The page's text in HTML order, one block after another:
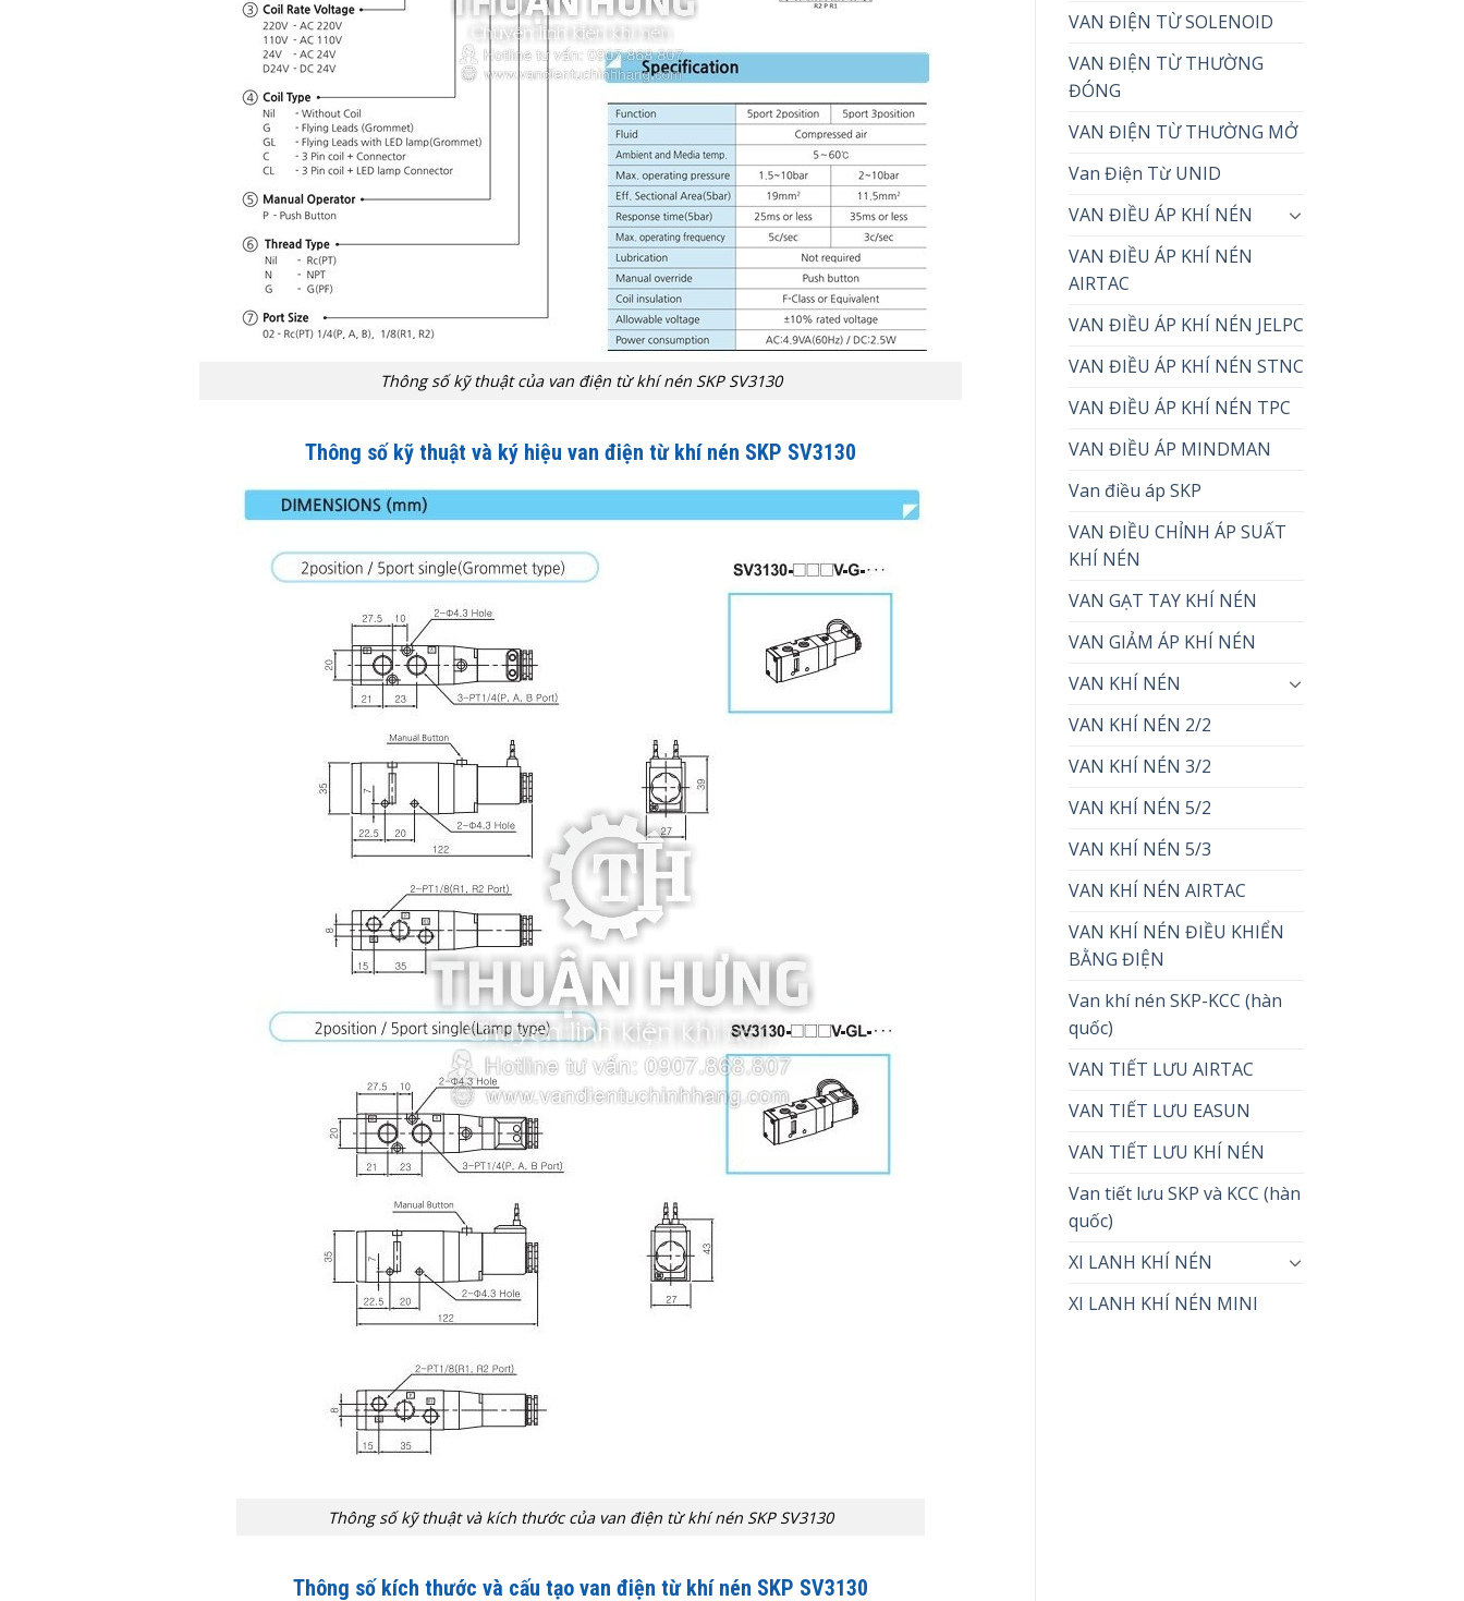
Thông số kỹ thuật của van điện từ khí nén SKP SV3130
Thông số kỹ thuật và ký hiệu van điện từ khí nén SKP SV3130
Thông số kỹ thuật và kích thước của van điện từ khí nén SKP SV3130
Thông số kích thước và cấu tạo van điện từ khí nén SKP SV3130
VAN ĐIỆN TỪ SOLENOID
VAN ĐIỆN TỪ THƯỜNG
ĐÓNG
VAN ĐIỆN TỪ THƯỜNG MỞ
Van Điện Từ UNID
VAN ĐIỀU ÁP KHÍ NÉN
VAN ĐIỀU ÁP KHÍ NÉN
AIRTAC
VAN ĐIỀU ÁP KHÍ NÉN JELPC
VAN ĐIỀU ÁP KHÍ NÉN STNC
VAN ĐIỀU ÁP KHÍ NÉN TPC
VAN ĐIỀU ÁP MINDMAN
Van điều áp SKP
VAN ĐIỀU CHỈNH ÁP SUẤT
KHÍ NÉN
VAN GẠT TAY KHÍ NÉN
VAN GIẢM ÁP KHÍ NÉN
VAN KHÍ NÉN
VAN KHÍ NÉN 2/2
VAN KHÍ NÉN 3/2
VAN KHÍ NÉN 5/2
VAN KHÍ NÉN 5/3
VAN KHÍ NÉN AIRTAC
VAN KHÍ NÉN ĐIỀU KHIỂN
BẰNG ĐIỆN
Van khí nén SKP-KCC (hàn
quốc)
VAN TIẾT LƯU AIRTAC
VAN TIẾT LƯU EASUN
VAN TIẾT LƯU KHÍ NÉN
Van tiết lưu SKP và KCC (hàn
quốc)
XI LANH KHÍ NÉN
XI LANH KHÍ NÉN MINI